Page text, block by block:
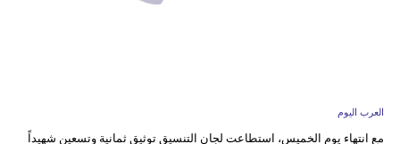
العرب اليوم
مع انتهاء يوم الخميس، استطاعت لجان التنسيق توثيق ثمانية وتسعين شهيداً